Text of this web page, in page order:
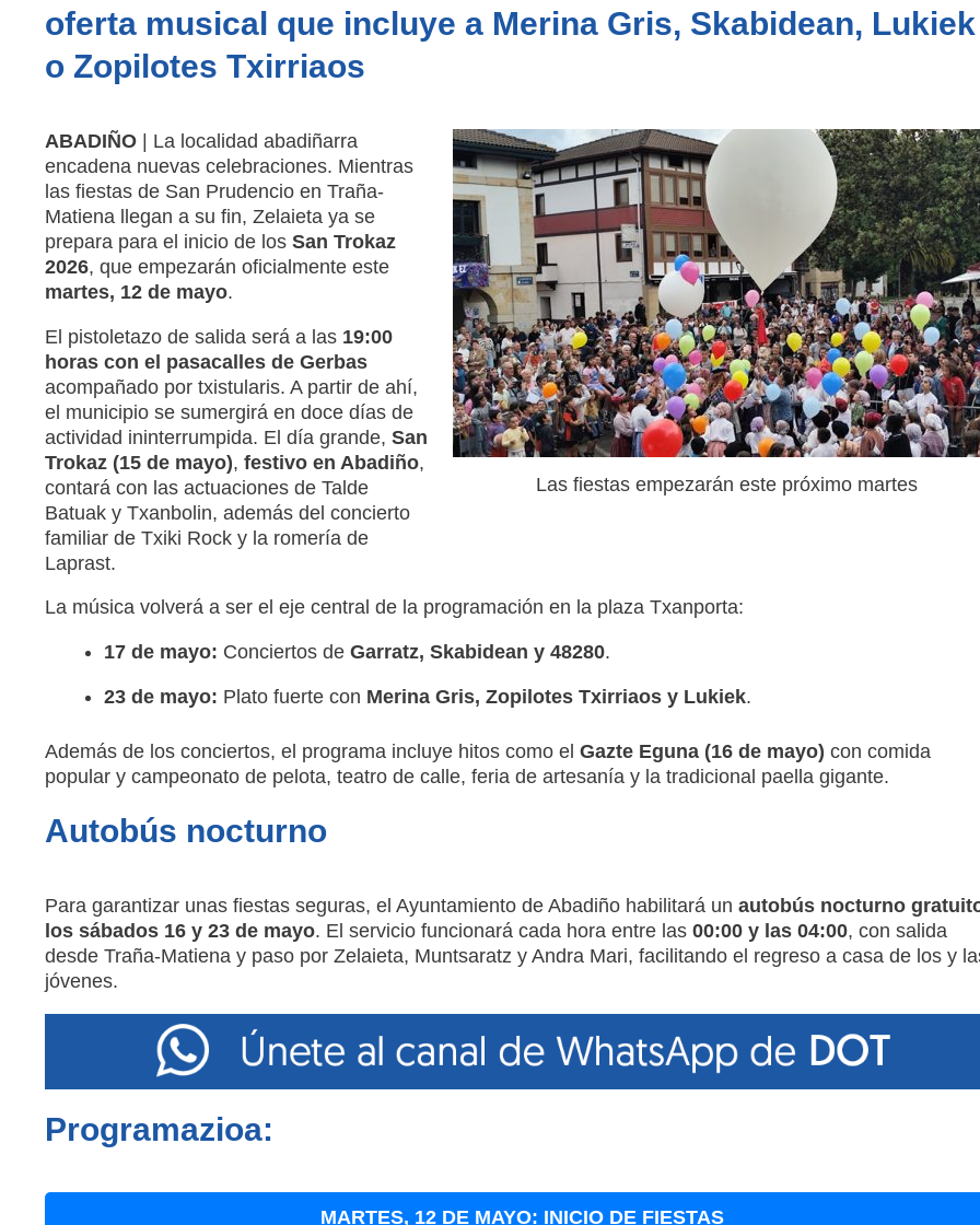
oferta musical que incluye a Merina Gris, Skabidean, Lukiek
o Zopilotes Txirriaos
Las fiestas empezarán este próximo martes
ABADIÑO| La localidad abadiñarra
encadena nuevas celebraciones. Mientras
las fiestas de San Prudencio en Traña-
Matiena llegan a su fin, Zelaieta ya se
prepara para el inicio de los San Trokaz
2026, que empezarán oficialmente este
martes, 12 de mayo.
El pistoletazo de salida será a las 19:00
horas con el pasacalles de Gerbas
acompañado por txistularis. A partir de ahí,
el municipio se sumergirá en doce días de
actividad ininterrumpida. El día grande, San
Trokaz (15 de mayo), festivo en Abadiño,
contará con las actuaciones de Talde
Batuak y Txanbolin, además del concierto
familiar de Txiki Rock y la romería de
Laprast.
La música volverá a ser el eje central de la programación en la plaza Txanporta:
17 de mayo: Conciertos de Garratz, Skabidean y 48280.
23 de mayo: Plato fuerte con Merina Gris, Zopilotes Txirriaos y Lukiek.
Además de los conciertos, el programa incluye hitos como el Gazte Eguna (16 de mayo) con comida
popular y campeonato de pelota, teatro de calle, feria de artesanía y la tradicional paella gigante.
Autobús nocturno
Para garantizar unas fiestas seguras, el Ayuntamiento de Abadiño habilitará un autobús nocturno
los sábados 16 y 23 de mayo. El servicio funcionará cada hora entre las 00:00 y las 04:00, con salida
desde Traña-Matiena y paso por Zelaieta, Muntsaratz y Andra Mari, facilitando el regreso a casa de los y
jóvenes.
Programazioa:
MARTES, 12 DE MAYO: INICIO DE FIESTAS